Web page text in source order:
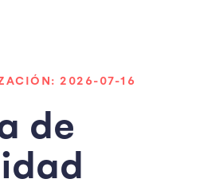
2026-07-16
de